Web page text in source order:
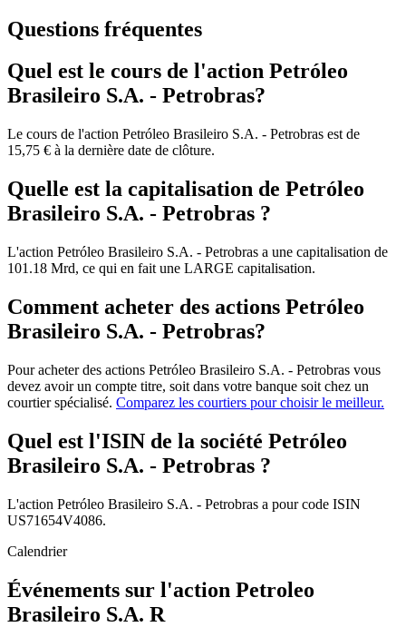
Questions fréquentes
Quel est le cours de l'action Petróleo
Brasileiro S.A. - Petrobras?
Le cours de l'action Petróleo Brasileiro S.A. - Petrobras est de
15,75 € à la dernière date de clôture.
Quelle est la capitalisation de Petróleo
Brasileiro S.A. - Petrobras ?
L'action Petróleo Brasileiro S.A. - Petrobras a une capitalisation de
101.18 Mrd, ce qui en fait une LARGE capitalisation.
Comment acheter des actions Petróleo
Brasileiro S.A. - Petrobras?
Pour acheter des actions Petróleo Brasileiro S.A. - Petrobras vous
devez avoir un compte titre, soit dans votre banque soit chez un
courtier spécialisé. Comparez les courtiers pour choisir le meilleur.
Quel est l'ISIN de la société Petróleo
Brasileiro S.A. - Petrobras ?
L'action Petróleo Brasileiro S.A. - Petrobras a pour code ISIN
US71654V4086.
Calendrier
Événements sur l'action Petroleo
Brasileiro S.A. R